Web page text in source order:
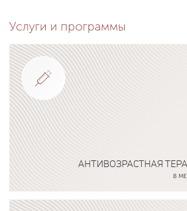
Услуги и программы
АНТИВОЗРАСТНАЯ
В
Подробнее о программе